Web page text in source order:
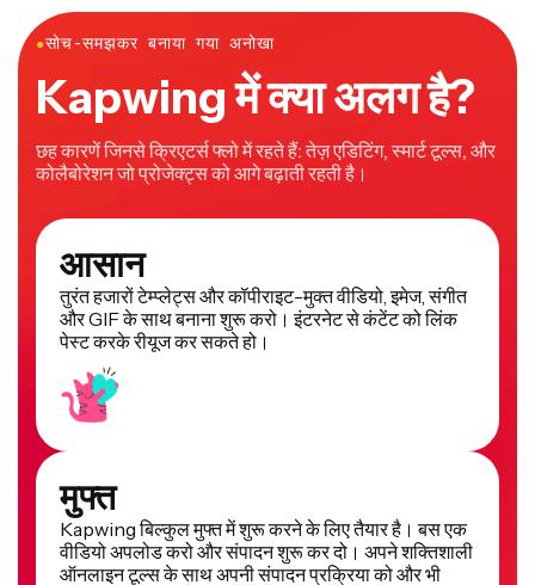
●सोच-समझकर बनाया गया अनोखा
Kapwing में क्या अलग है?
छह कारणें जिनसे क्रिएटर्स फ्लो में रहते हैं: तेज़ एडिटिंग, स्मार्ट टूल्स, और
कोलैबोरेशन जो प्रोजेक्ट्स को आगे बढ़ाती रहती है।
आसान
तुरंत हजारों टेम्प्लेट्स और कॉपीराइट-मुक्त वीडियो, इमेज, संगीत
और GIF के साथ बनाना शुरू करो। इंटरनेट से कंटेंट को लिंक
पेस्ट करके रीयूज कर सकते हो।
मुफ्त
Kapwing बिल्कुल मुफ्त में शुरू करने के लिए तैयार है। बस एक
वीडियो अपलोड करो और संपादन शुरू कर दो। अपने शक्तिशाली
ऑनलाइन टूल्स के साथ अपनी संपादन प्रक्रिया को और भी